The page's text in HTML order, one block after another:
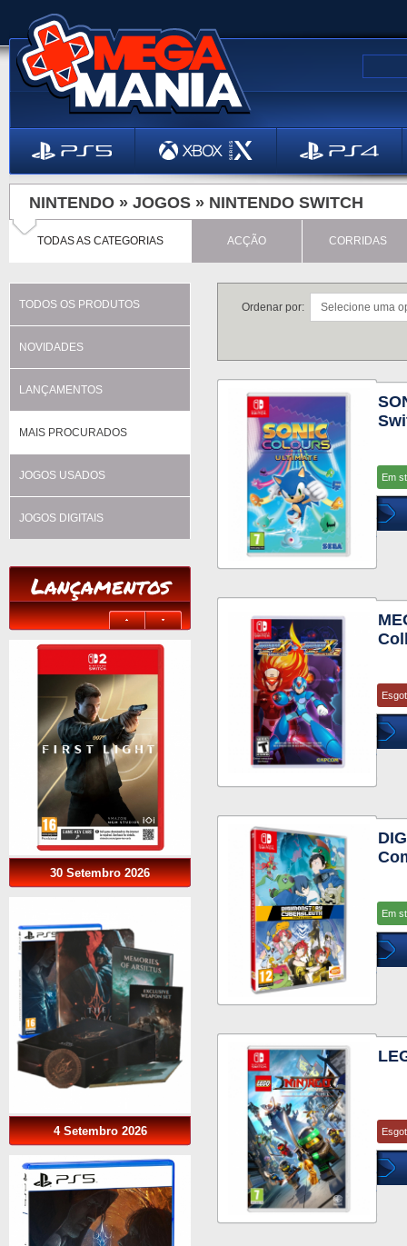
NINTENDO » JOGOS » NINTENDO SWITCH
TODAS AS CATEGORIAS ACÇÃO CORRIDAS
TODOS OS PRODUTOS
NOVIDADES
LANÇAMENTOS
MAIS PROCURADOS
JOGOS USADOS
JOGOS DIGITAIS
Lançamentos
30 Setembro 2026
4 Setembro 2026
Ordenar por:
Em
Em